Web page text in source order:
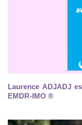
Laurence ADJADJ est Présidente de l'Association France
EMDR-IMO ®